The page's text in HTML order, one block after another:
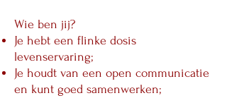
Wie ben jij?
Je hebt een flinke dosis
levenservaring;
Je houdt van een open communicatie
en kunt goed samenwerken;